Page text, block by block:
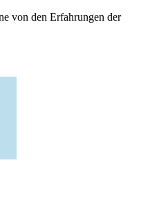
von den Erfahrungen der